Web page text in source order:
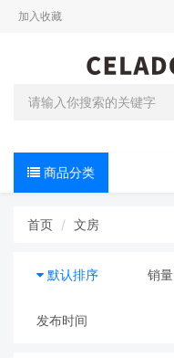
加入收藏
商品分类
首页 文房
默认排序 销量
发布时间